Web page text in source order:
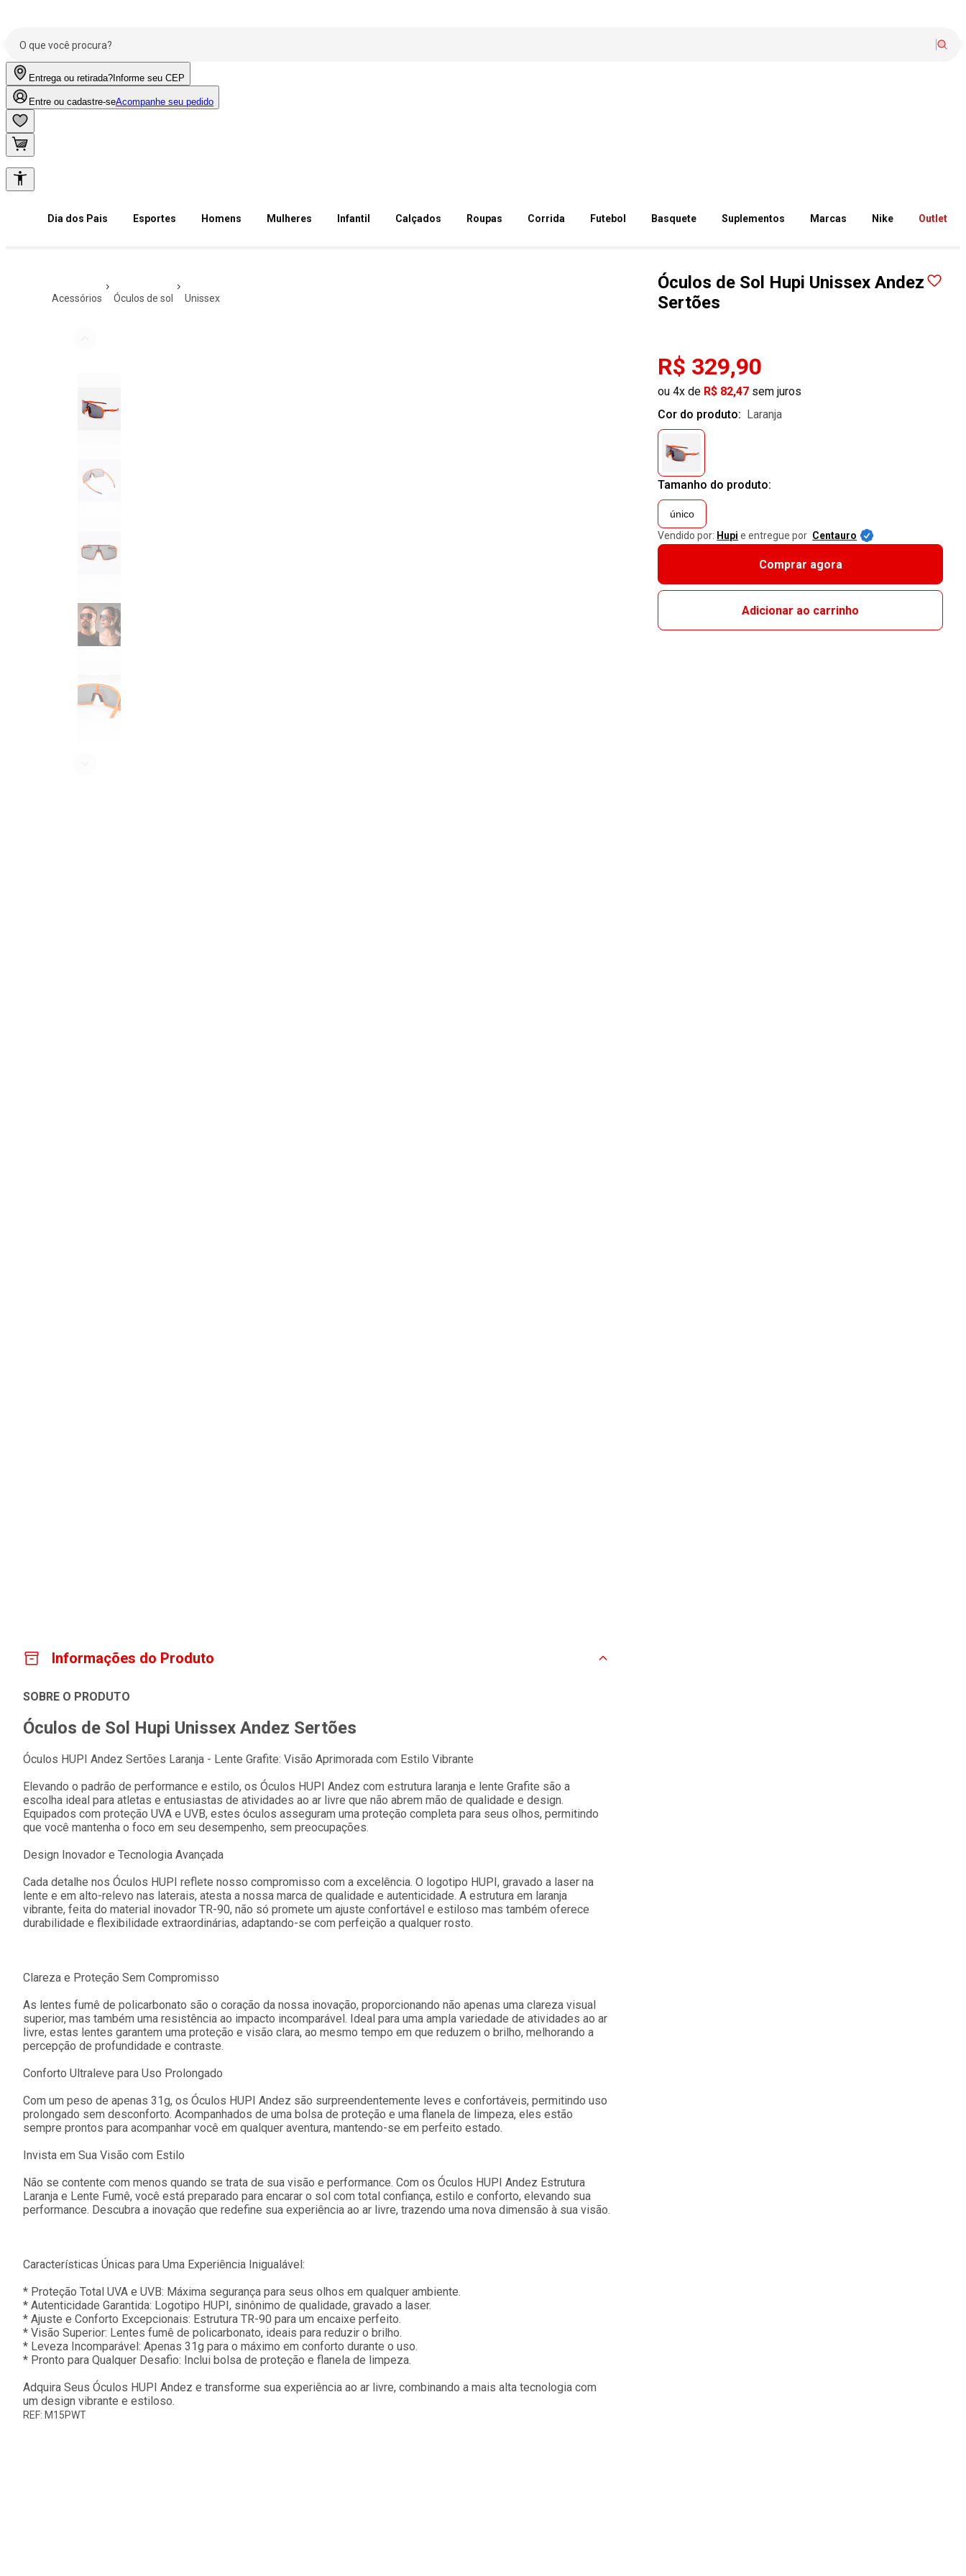
Entrega ou retirada? Informe seu CEP
Entre ou cadastre-seAcompanhe seu pedido
Dia dos Pais Esportes Homens Mulheres Infantil Calçados Roupas Corrida Futebol Basquete Suplementos Marcas Nike Outlet
acessórios óculos de sol unissex
Óculos de Sol Hupi Unissex Andez
Sertões
R$ 329,90
ou 4x de R$ 82,47 sem juros
Cor do produto:
laranja
Tamanho do produto:
único
Vendido por: Hupi e entregue por Centauro
Comprar agora
Adicionar ao carrinho
Informações do Produto
SOBRE O PRODUTO
Óculos de Sol Hupi Unissex Andez Sertões
Óculos HUPI Andez Sertões Laranja - Lente Grafite: Visão Aprimorada com Estilo Vibrante
Elevando o padrão de performance e estilo, os Óculos HUPI Andez com estrutura laranja e lente Grafite são a
escolha ideal para atletas e entusiastas de atividades ao ar livre que não abrem mão de qualidade e design.
Equipados com proteção UVA e UVB, estes óculos asseguram uma proteção completa para seus olhos, permitindo
que você mantenha o foco em seu desempenho, sem preocupações.
Design Inovador e Tecnologia Avançada
Cada detalhe nos Óculos HUPI reflete nosso compromisso com a excelência. O logotipo HUPI, gravado a laser na
lente e em alto-relevo nas laterais, atesta a nossa marca de qualidade e autenticidade. A estrutura em laranja
vibrante, feita do material inovador TR-90, não só promete um ajuste confortável e estiloso mas também oferece
durabilidade e flexibilidade extraordinárias, adaptando-se com perfeição a qualquer rosto.
Clareza e Proteção Sem Compromisso
As lentes fumê de policarbonato são o coração da nossa inovação, proporcionando não apenas uma clareza visual
superior, mas também uma resistência ao impacto incomparável. Ideal para uma ampla variedade de atividades ao ar
livre, estas lentes garantem uma proteção e visão clara, ao mesmo tempo em que reduzem o brilho, melhorando a
percepção de profundidade e contraste.
Conforto Ultraleve para Uso Prolongado
Com um peso de apenas 31g, os Óculos HUPI Andez são surpreendentemente leves e confortáveis, permitindo uso
prolongado sem desconforto. Acompanhados de uma bolsa de proteção e uma flanela de limpeza, eles estão
sempre prontos para acompanhar você em qualquer aventura, mantendo-se em perfeito estado.
Invista em Sua Visão com Estilo
Não se contente com menos quando se trata de sua visão e performance. Com os Óculos HUPI Andez Estrutura
Laranja e Lente Fumê, você está preparado para encarar o sol com total confiança, estilo e conforto, elevando sua
performance. Descubra a inovação que redefine sua experiência ao ar livre, trazendo uma nova dimensão à sua visão.
Características Únicas para Uma Experiência Inigualável:
* Proteção Total UVA e UVB: Máxima segurança para seus olhos em qualquer ambiente.
* Autenticidade Garantida: Logotipo HUPI, sinônimo de qualidade, gravado a laser.
* Ajuste e Conforto Excepcionais: Estrutura TR-90 para um encaixe perfeito.
* Visão Superior: Lentes fumê de policarbonato, ideais para reduzir o brilho.
* Leveza Incomparável: Apenas 31g para o máximo em conforto durante o uso.
* Pronto para Qualquer Desafio: Inclui bolsa de proteção e flanela de limpeza.
Adquira Seus Óculos HUPI Andez e transforme sua experiência ao ar livre, combinando a mais alta tecnologia com
um design vibrante e estiloso.
REF: M15PWT